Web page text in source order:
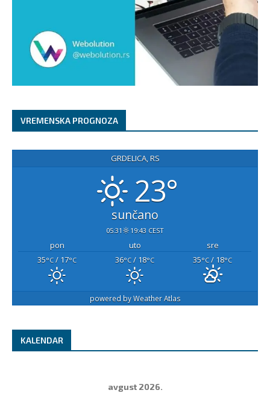
VREMENSKA PROGNOZA
GRDELICA, RS
23°
sunčano
05:31 19:43 CEST
pon uto
sre
35°C / 17°C 36°C / 18°C 35°C / 18°C
powered byWeather Atlas
KALENDAR
avgust 2026.